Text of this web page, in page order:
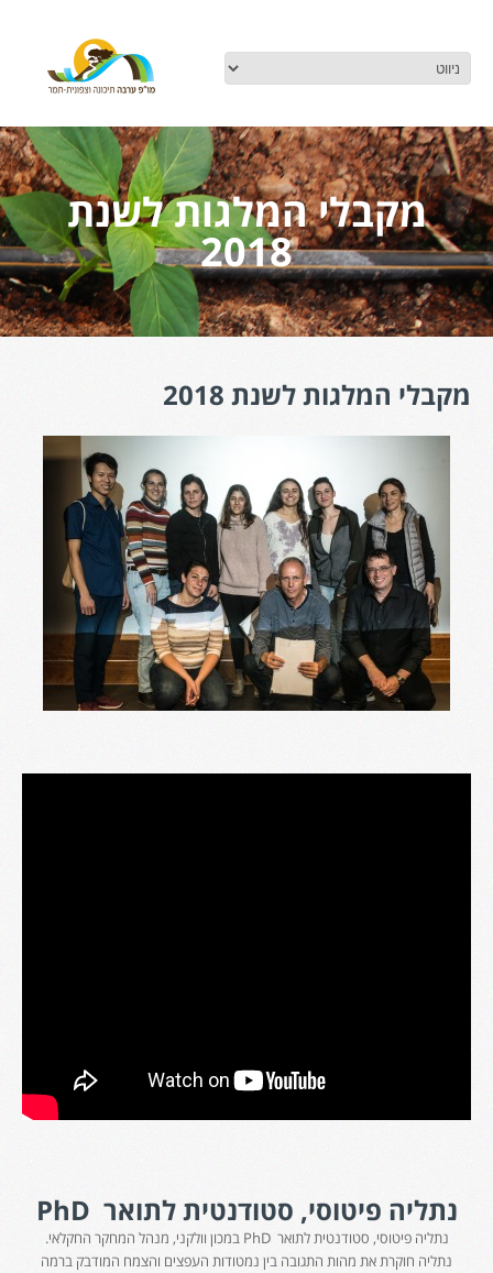
מקבלי המלגות לשנת
2018
מקבלי המלגות לשנת 2018
נתליה פיטוסי, סטודנטית לתואר PhD
נתליה פיטוסי, סטודנטית לתואר PhD במכון וולקני, מנהל המחקר החקלאי.
נתליה חוקרת את מהות התגובה בין נמטודות העפצים והצמח המודבק ברמה